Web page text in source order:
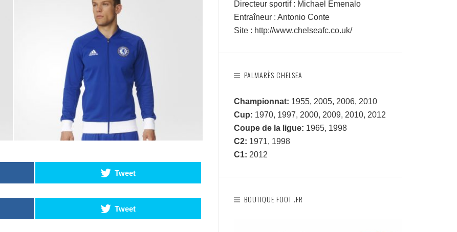
Tweet
Tweet
Directeur sportif : Michael Emenalo
Entraîneur : Antonio Conte
Site : http://www.chelseafc.co.uk/
PALMARÈS CHELSEA
Championnat: 1955, 2005, 2006, 2010
Cup: 1970, 1997, 2000, 2009, 2010, 2012
Coupe de la ligue: 1965, 1998
C2: 1971, 1998
C1: 2012
BOUTIQUE FOOT .FR